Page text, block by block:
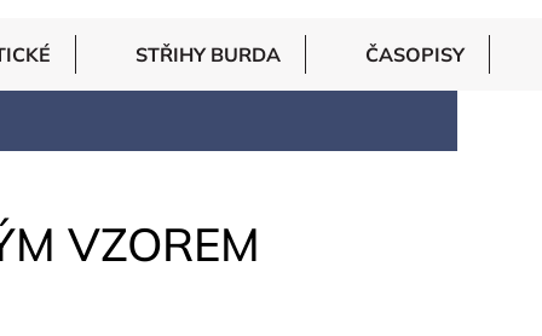
STŘIHY BURDA ČASOPISY
VZOREM